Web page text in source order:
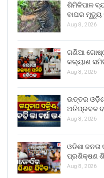
ଶିମିଳିପାଳ
ବାଘର ମୃତ୍ୟୁ
Aug 8, 2026
ଗଣିଆ
କଲ୍ୟାଣ
Aug 8, 2026
ଉତ୍ତର
ଅତିପ୍ରବଳ
Aug 8, 2026
ଓଡିଶା
ପ୍ରଶିକ୍ଷଣ
Aug 8, 2026